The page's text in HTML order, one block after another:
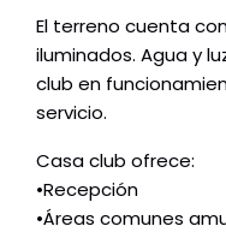
El terreno cuenta
iluminados. Agua y
club en
servicio.
Casa club ofrece:
•Recepción
•Áreas comunes